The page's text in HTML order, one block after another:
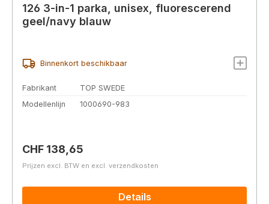
126 3-in-1 parka, unisex, fluorescerend
geel/navy blauw
Binnenkort beschikbaar
Fabrikant
TOP SWEDE
Modellenlijn
1000690-983
Normale prijs:
CHF 138,65
Prijzen excl. BTW en excl. verzendkosten
Details